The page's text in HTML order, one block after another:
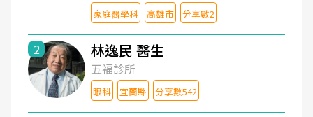
家庭醫學科 高雄市 分享數2
2 林逸民 醫生
五福診所
眼科 宜蘭縣 分享數542